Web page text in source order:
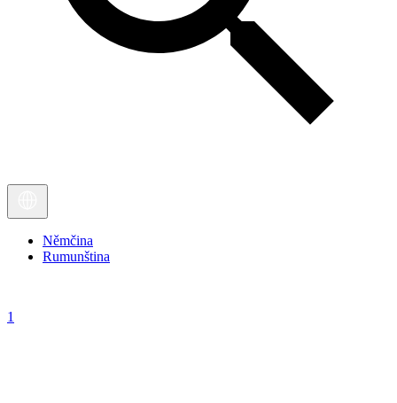
Němčina
Rumunština
1